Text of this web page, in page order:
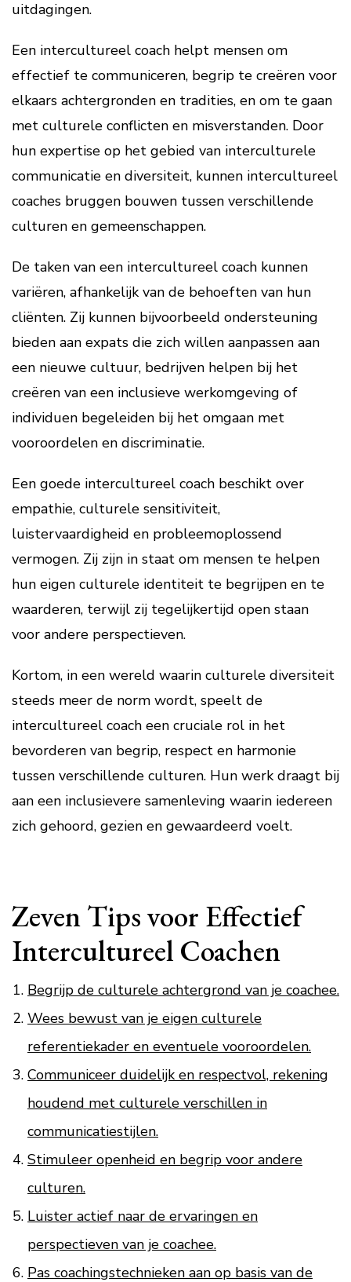
uitdagingen.
Een intercultureel coach helpt mensen om
effectief te communiceren, begrip te creëren voor
elkaars achtergronden en tradities, en om te gaan
met culturele conflicten en misverstanden. Door
hun expertise op het gebied van interculturele
communicatie en diversiteit, kunnen intercultureel
coaches bruggen bouwen tussen verschillende
culturen en gemeenschappen.
De taken van een intercultureel coach kunnen
variëren, afhankelijk van de behoeften van hun
cliënten. Zij kunnen bijvoorbeeld ondersteuning
bieden aan expats die zich willen aanpassen aan
een nieuwe cultuur, bedrijven helpen bij het
creëren van een inclusieve werkomgeving of
individuen begeleiden bij het omgaan met
vooroordelen en discriminatie.
Een goede intercultureel coach beschikt over
empathie, culturele sensitiviteit,
luistervaardigheid en probleemoplossend
vermogen. Zij zijn in staat om mensen te helpen
hun eigen culturele identiteit te begrijpen en te
waarderen, terwijl zij tegelijkertijd open staan
voor andere perspectieven.
Kortom, in een wereld waarin culturele diversiteit
steeds meer de norm wordt, speelt de
intercultureel coach een cruciale rol in het
bevorderen van begrip, respect en harmonie
tussen verschillende culturen. Hun werk draagt bij
aan een inclusievere samenleving waarin iedereen
zich gehoord, gezien en gewaardeerd voelt.
Zeven Tips voor Effectief
Intercultureel Coachen
Begrijp de culturele achtergrond van je coachee.
Wees bewust van je eigen culturele
referentiekader en eventuele vooroordelen.
Communiceer duidelijk en respectvol, rekening
houdend met culturele verschillen in
communicatiestijlen.
Stimuleer openheid en begrip voor andere
culturen.
Luister actief naar de ervaringen en
perspectieven van je coachee.
Pas coachingstechnieken aan op basis van de